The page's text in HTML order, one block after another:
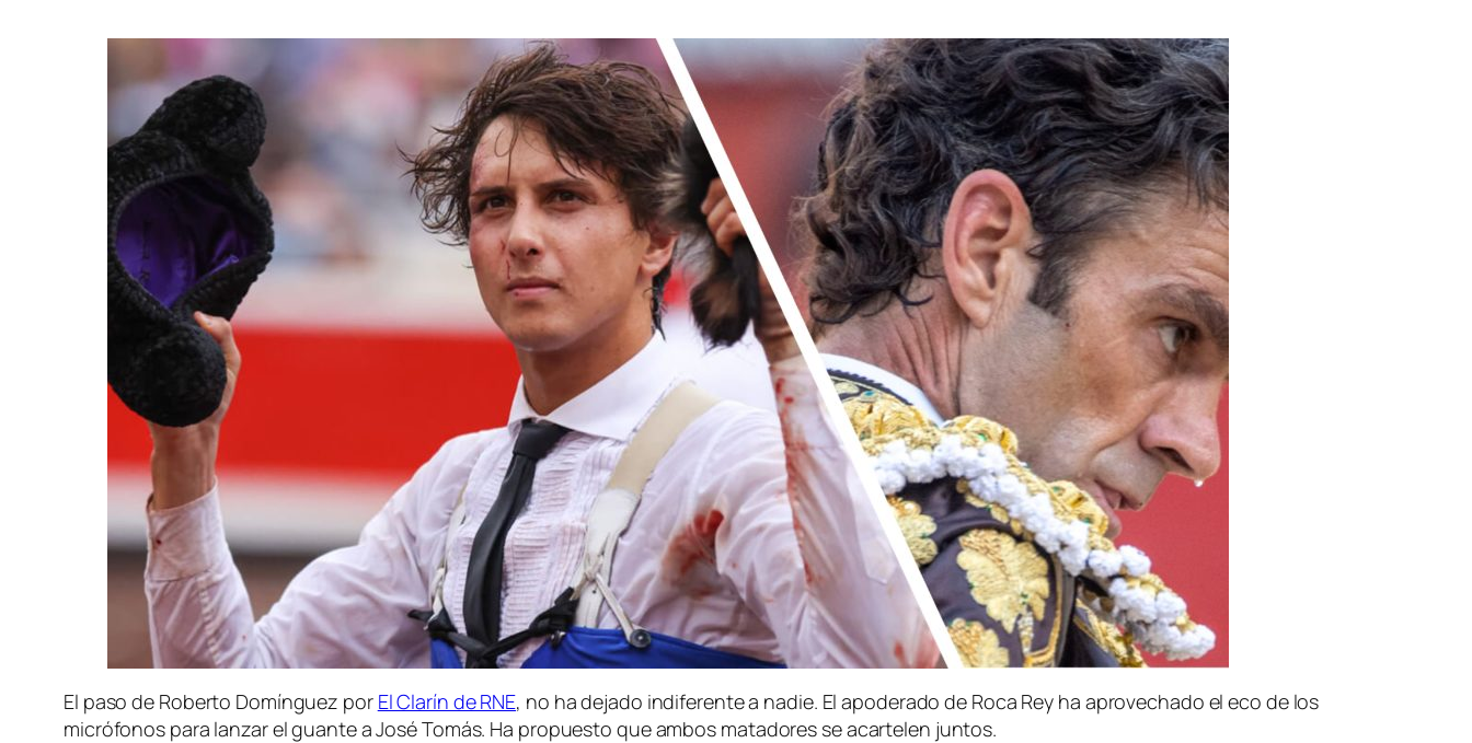
El paso de Roberto Domínguez por El Clarín de RNE, no ha dejado indiferente a nadie. El apoderado de Roca Rey ha aprovechado el eco de los
micrófonos para lanzar el guante a José Tomás. Ha propuesto que ambos matadores se acartelen juntos.